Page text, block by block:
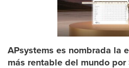
APsystems es nombrada la
más rentable del mundo